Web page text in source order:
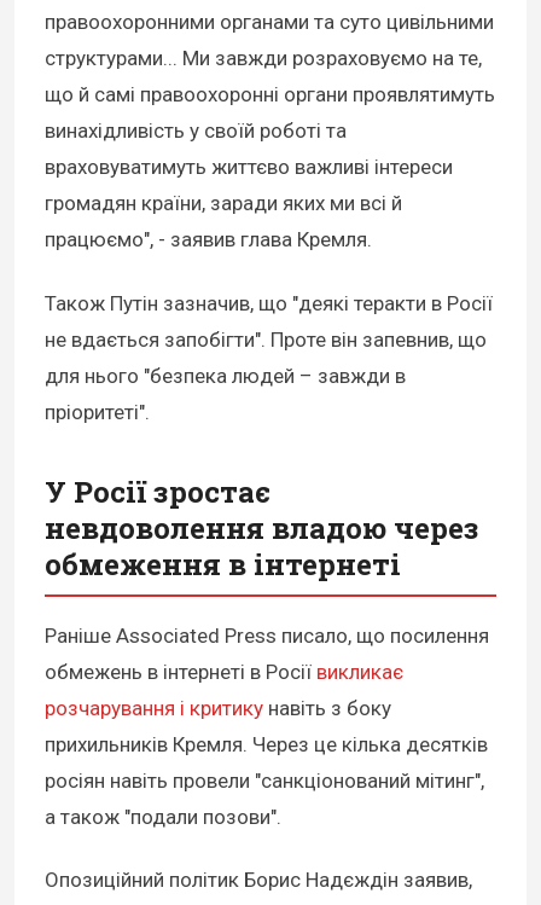
правоохоронними органами та суто цивільними
структурами... Ми завжди розраховуємо на те,
що й самі правоохоронні органи проявлятимуть
винахідливість у своїй роботі та
враховуватимуть життєво важливі інтереси
громадян країни, заради яких ми всі й
працюємо", - заявив глава Кремля.
Також Путін зазначив, що "деякі теракти в Росії
не вдається запобігти". Проте він запевнив, що
для нього "безпека людей – завжди в
пріоритеті".
У Росії зростає
невдоволення владою через
обмеження в інтернеті
Раніше Associated Press писало, що посилення
обмежень в інтернеті в Росії викликає
розчарування і критику навіть з боку
прихильників Кремля. Через це кілька десятків
росіян навіть провели "санкціонований мітинг",
а також "подали позови".
Опозиційний політик Борис Надєждін заявив,